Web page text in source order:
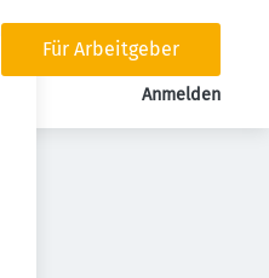
Für Arbeitgeber
Anmelden